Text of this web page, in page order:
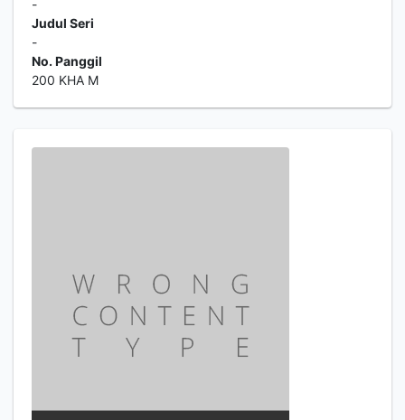
-
Judul Seri
-
No. Panggil
200 KHA M